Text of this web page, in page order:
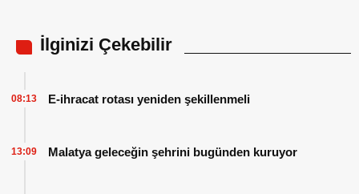
İlginizi Çekebilir
E-ihracat rotası yeniden şekillenmeli
08:13
Malatya geleceğin şehrini bugünden kuruyor
13:09